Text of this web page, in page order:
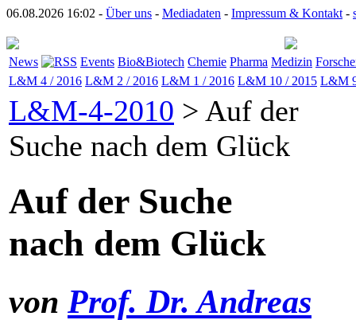
06.08.2026 16:02 - Über uns - Mediadaten - Impressum & Kontakt -
News Events Bio&Biotech Chemie Pharma Medizin
L&M 4 / 2016 L&M 2 / 2016 L&M 1 / 2016 L&M 10 / 2015 L&M
L&M-4-2010 > Auf der
Suche nach dem Glück
Auf der Suche
nach dem Glück
von Prof. Dr. Andreas